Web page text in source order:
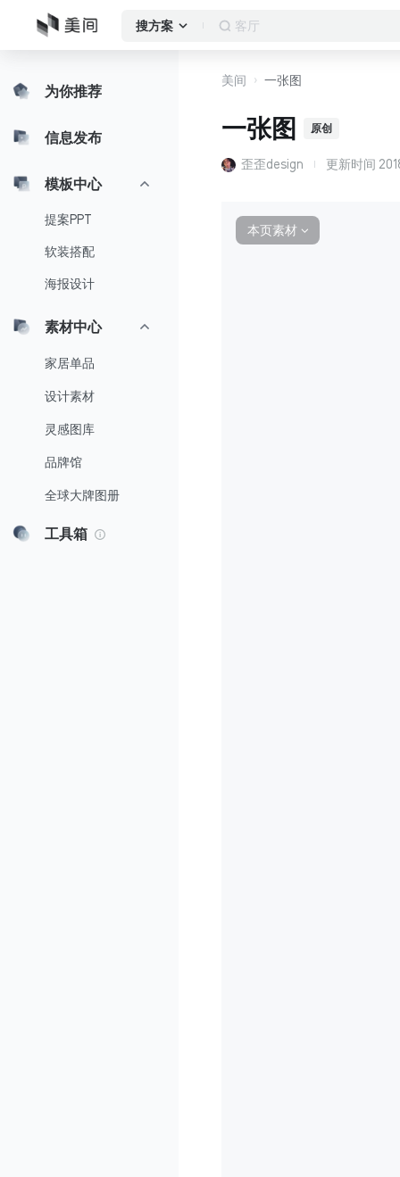
搜方案 客厅
为你推荐
信息发布
模板中心
提案PPT
软装搭配
海报设计
素材中心
家居单品
设计素材
灵感图库
品牌馆
全球大牌图册
工具箱
美间 一张图
一张图 原创
歪歪design 更新时间
本页素材 ∨